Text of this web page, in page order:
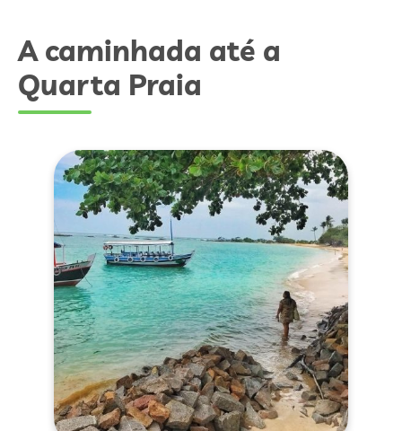
A caminhada até a
Quarta Praia